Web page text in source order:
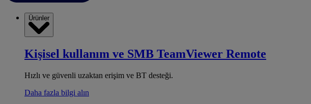
Ürünler
Kişisel kullanım ve SMB TeamViewer Remote
Hızlı ve güvenli uzaktan erişim ve BT desteği.
Daha fazla bilgi alın